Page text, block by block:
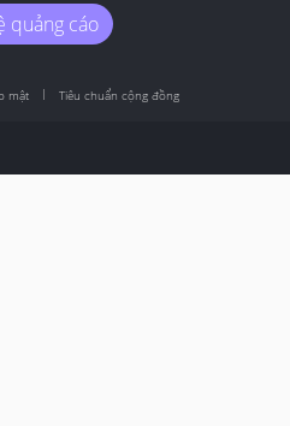
quảng cáo
mật Tiêu chuẩn cộng đồng